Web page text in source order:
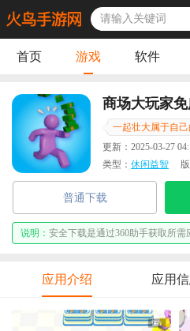
首页 游戏 软件
商场大玩家
一起壮大属于自己
更新： 2025-03-27
类型： 休闲益智
普通下载
说明： 安全下载是通过360助手获取所需
应用介绍 应用